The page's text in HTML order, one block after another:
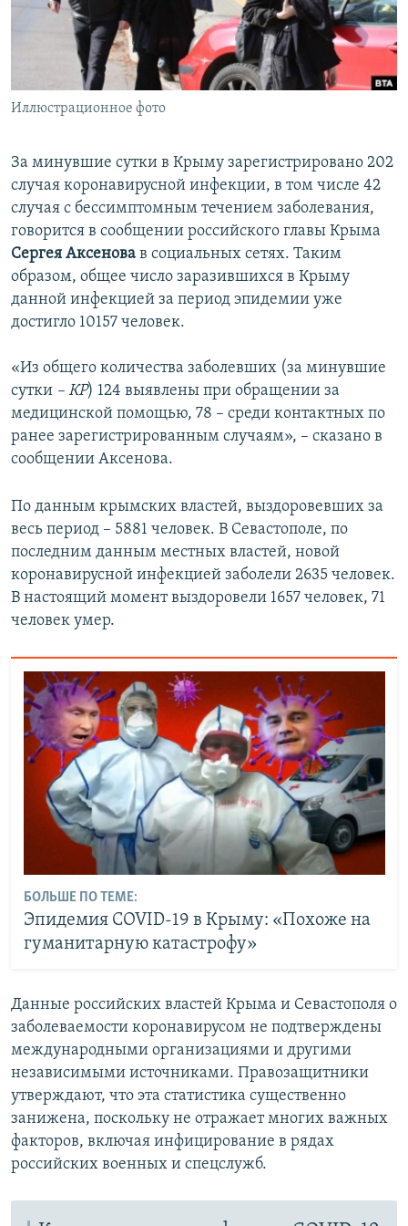
ПОБЕДИТЕЛЕЙ НЕ СУДЯТ?
КРЫМ.НЕПОКОРЕННЫЙ
ELIFBE
УКРАИНСКАЯ ПРОБЛЕМА КРЫМА
ПРИСОЕДИНЯЙТЕСЬ!
Иллюстрационное фото
За минувшие сутки в Крыму зарегистрировано 202
случая коронавирусной инфекции, в том числе 42
случая с бессимптомным течением заболевания,
говорится в сообщении российского главы Крыма
Сергея Аксенова в социальных сетях. Таким
образом, общее число заразившихся в Крыму
данной инфекцией за период эпидемии уже
достигло 10157 человек.
«Из общего количества заболевших (за минувшие
сутки – КР) 124 выявлены при обращении за
медицинской помощью, 78 – среди контактных по
ранее зарегистрированным случаям», – сказано в
сообщении Аксенова.
По данным крымских властей, выздоровевших за
весь период – 5881 человек. В Севастополе, по
последним данным местных властей, новой
коронавирусной инфекцией заболели 2635 человек.
В настоящий момент выздоровели 1657 человек, 71
человек умер.
БОЛЬШЕ ПО ТЕМЕ:
Эпидемия COVID-19 в Крыму: «Похоже на
гуманитарную катастрофу»
Данные российских властей Крыма и Севастополя о
заболеваемости коронавирусом не подтверждены
международными организациями и другими
независимыми источниками. Правозащитники
утверждают, что эта статистика существенно
занижена, поскольку не отражает многих важных
факторов, включая инфицирование в рядах
российских военных и спецслужб.